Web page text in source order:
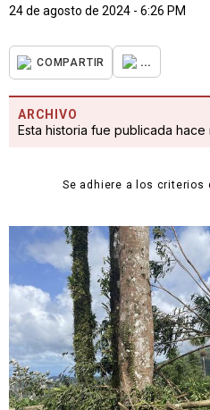
24 de agosto de 2024 - 6:26 PM
COMPARTIR ...
ARCHIVO
Esta historia fue publicada hace
Se adhiere a los criterios